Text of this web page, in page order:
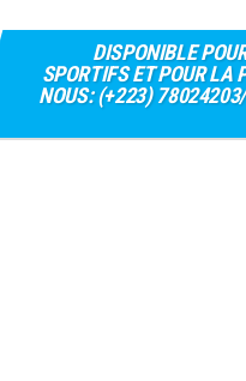
DISPONIBLE
SPORTIFS ET POUR LA
NOUS: (+223)